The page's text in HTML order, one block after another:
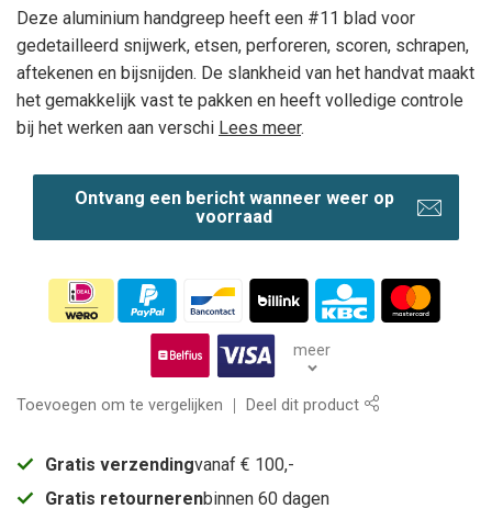
Deze aluminium handgreep heeft een #11 blad voor
gedetailleerd snijwerk, etsen, perforeren, scoren, schrapen,
aftekenen en bijsnijden. De slankheid van het handvat maakt
het gemakkelijk vast te pakken en heeft volledige controle
bij het werken aan verschi Lees meer.
Ontvang een bericht wanneer weer op
voorraad
meer
Toevoegen om te vergelijken Deel dit product
Gratis verzendingvanaf € 100,-
Gratis retournerenbinnen 60 dagen